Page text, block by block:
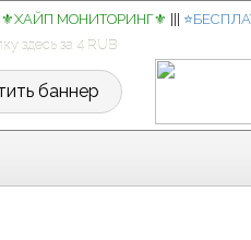
⚜️ХАЙП МОНИТОРИНГ⚜️
здесь за 4 RUB
баннер